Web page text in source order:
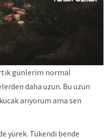
günlerim normal
daha uzun. Bu uzun
arıyorum ama sen
yürek. Tükendi bende